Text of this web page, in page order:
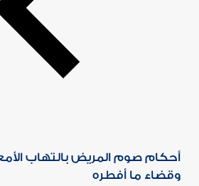
أحكام صوم المريض بالتهاب
وقضاء ما أفطره